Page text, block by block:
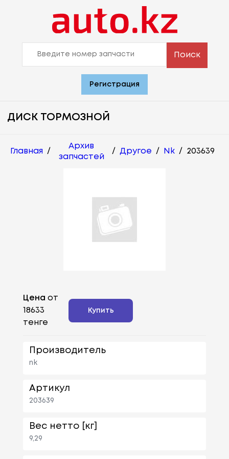
Поиск
Регистрация
ДИСК ТОРМОЗНОЙ
Главная /
Архив
запчастей
/ Другое / Nk / 203639
Цена от
18633
тенге
Купить
Производитель
nk
Артикул
203639
Вес нетто [кг]
9,29